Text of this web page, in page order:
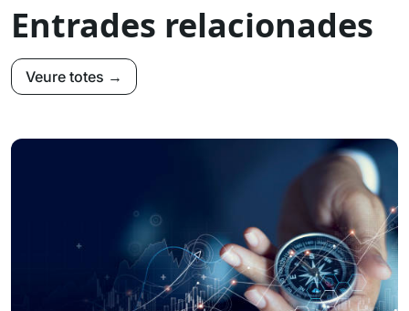
Entrades relacionades
Veure totes →